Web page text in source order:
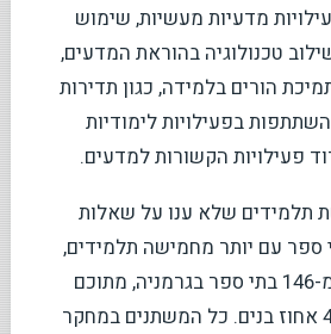
מדעיות מעשיות, שימוש
טכנולוגיה בהוראת המדעים,
הורים בלמידה, כגון תדירות
בפעילויות לימודיות
פעילויות הקשורות למדעים.
תלמידים שלא ענו על שאלות
ספר עם יותר מחמישה תלמידים,
כלל 1,622 תלמידים מ-146 בתי ספר בגרמניה, מתוכם
52.4 אחוז בנות ו-47.6 אחוז בנים. כל המשתנים במחקר